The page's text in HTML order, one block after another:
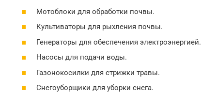
Мотоблоки для обработки почвы.
Культиваторы для рыхления почвы.
Генераторы для обеспечения электроэнергией.
Насосы для подачи воды.
Газонокосилки для стрижки травы.
Снегоуборщики для уборки снега.